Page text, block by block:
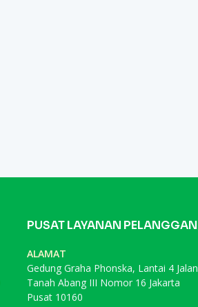
PUSAT LAYANAN PELANGGAN
ALAMAT
Gedung Graha Phonska, Lantai 4 Jalan
Tanah Abang III Nomor 16 Jakarta
Pusat 10160